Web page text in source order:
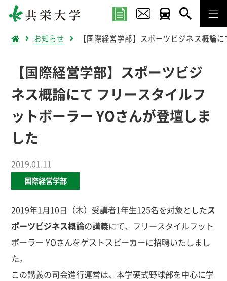
お知らせ 【国際経営学部】スポーツビジネス概論
【国際経営学部】スポーツビジ
ネス概論にて フリースタイルフ
ットボーラー YOさんが登壇しま
した
2019.01.11
国際経営学部
2019年1月10日（木）受講者1年生125名を対象としたス
ポーツビジネス概論の講義にて、フリースタイルフット
ボーラー YOさんをゲストスピーカーに招聘いたしまし
た。
この講義の司会進行運営は、本学硬式野球部を中心に学